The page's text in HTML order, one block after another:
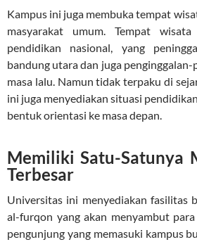
Kampus ini juga membuka tempat
masyarakat umum. Tempat
pendidikan nasional, yang
bandung utara dan juga
masa lalu. Namun tidak terpaku di
ini juga menyediakan situasi
bentuk orientasi ke masa depan.
Memiliki Satu-Satunya
Terbesar
Universitas ini menyediakan fasilitas
al-furqon yang akan menyambut
pengunjung yang memasuki kampus